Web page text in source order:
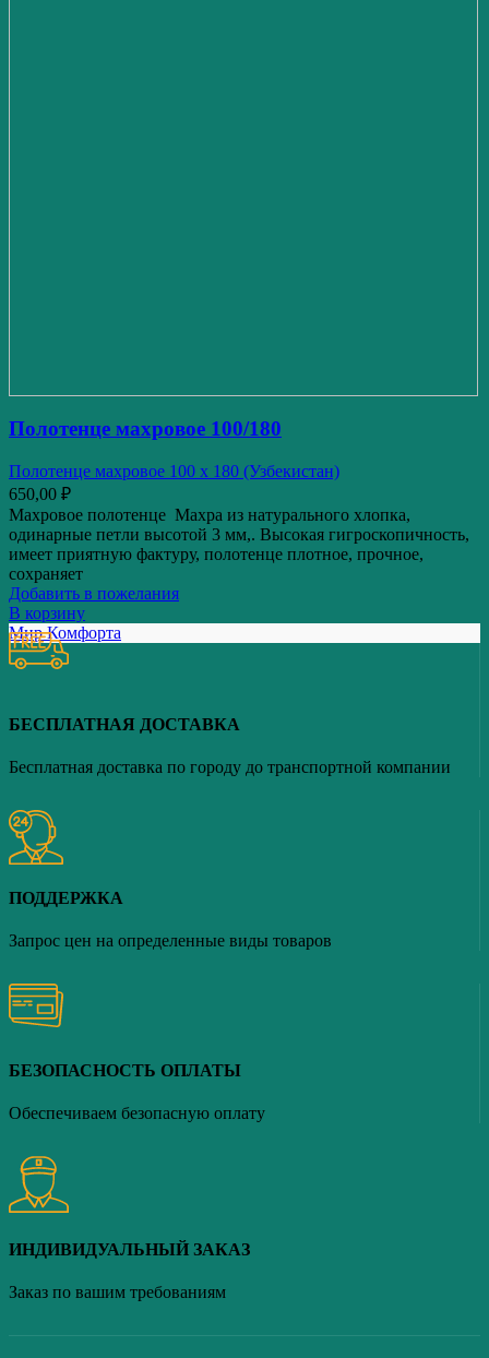
Полотенце махровое 100/180
Полотенце махровое 100 x 180 (Узбекистан)
650,00 ₽
Махровое полотенце Махра из натурального хлопка,
одинарные петли высотой 3 мм,. Высокая гигроскопичность,
имеет приятную фактуру, полотенце плотное, прочное,
сохраняет
Добавить в пожелания
В корзину
Мир Комфорта
БЕСПЛАТНАЯ ДОСТАВКА
Бесплатная доставка по городу до транспортной компании
ПОДДЕРЖКА
Запрос цен на определенные виды товаров
БЕЗОПАСНОСТЬ ОПЛАТЫ
Обеспечиваем безопасную оплату
ИНДИВИДУАЛЬНЫЙ ЗАКАЗ
Заказ по вашим требованиям